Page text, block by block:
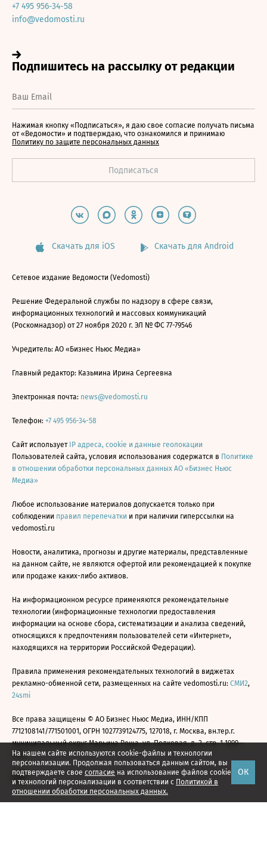
На нашем сайте используются cookie-файлы и технологии
персонализации. Продолжая пользоваться данным сайтом, вы
подтверждаете свое согласие на использование файлов cookie
и технологий персонализации в соответствии с Политикой в
отношении обработки персональных данных.
ОК
+7 495 956-34-58
info@vedomosti.ru
Нажимая кнопку «Подписаться», я даю свое согласие получать письма
от «Ведомости» и подтверждаю, что ознакомился и принимаю
Политику по защите персональных данных
Скачать для iOS Скачать для Android
Сетевое издание Ведомости (Vedomosti)
Решение Федеральной службы по надзору в сфере связи,
информационных технологий и массовых коммуникаций
(Роскомнадзор) от 27 ноября 2020 г. ЭЛ № ФС 77-79546
Учредитель: АО «Бизнес Ньюс Медиа»
Главный редактор: Казьмина Ирина Сергеевна
Электронная почта: news@vedomosti.ru
Телефон: +7 495 956-34-58
Сайт использует IP адреса, cookie и данные геолокации
Пользователей сайта, условия использования содержатся в Политике
в отношении обработки персональных данных АО «Бизнес Ньюс
Медиа»
Любое использование материалов допускается только при
соблюдении правил перепечатки и при наличии гиперссылки на
vedomosti.ru
Новости, аналитика, прогнозы и другие материалы, представленные
на данном сайте, не являются офертой или рекомендацией к покупке
или продаже каких-либо активов.
На информационном ресурсе применяются рекомендательные
технологии (информационные технологии предоставления
информации на основе сбора, систематизации и анализа сведений,
относящихся к предпочтениям пользователей сети «Интернет»,
находящихся на территории Российской Федерации).
Правила применения рекомендательных технологий в виджетах
рекламно-обменной сети, размещенных на сайте vedomosti.ru: СМИ2,
24smi
Все права защищены © АО Бизнес Ньюс Медиа, ИНН/КПП
7712108141/771501001, ОГРН 1027739124775, 127018, г. Москва, вн.тер.г.
муниципальный округ Марьина Роща, ул. Полковая, д. 3, стр. 1 1999—
2026